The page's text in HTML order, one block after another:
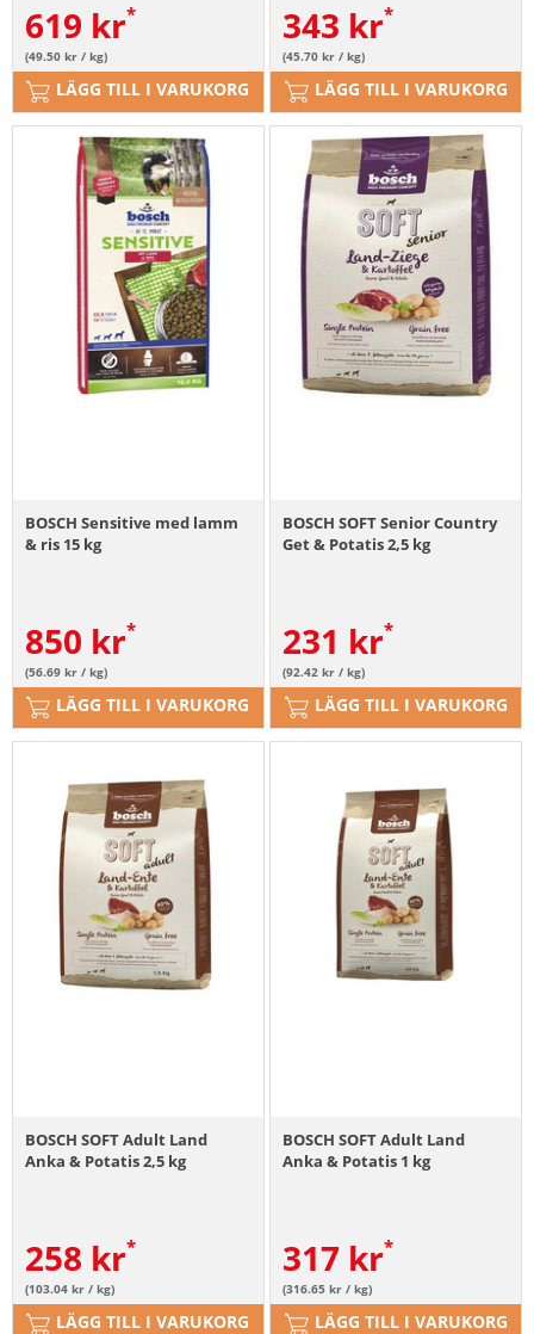
619 kr
(49.50 kr / kg)
LÄGG TILL I VARUKORG
343 kr
(45.70 kr / kg)
LÄGG TILL I VARUKORG
BOSCH Sensitive med lamm
& ris 15 kg
850 kr
(56.69 kr / kg)
LÄGG TILL I VARUKORG
BOSCH SOFT Senior Country
Get & Potatis 2,5 kg
231 kr
(92.42 kr / kg)
LÄGG TILL I VARUKORG
BOSCH SOFT Adult Land
Anka & Potatis 2,5 kg
258 kr
(103.04 kr / kg)
LÄGG TILL I VARUKORG
BOSCH SOFT Adult Land
Anka & Potatis 1 kg
317 kr
(316.65 kr / kg)
LÄGG TILL I VARUKORG